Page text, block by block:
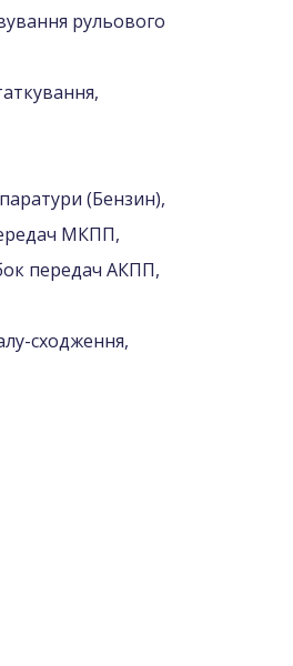
рульового
(Бензин),
МКПП,
передач АКПП,
сходження,